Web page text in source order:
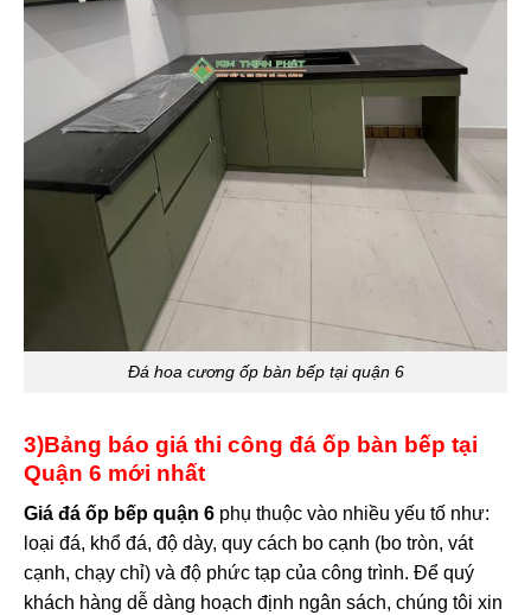
Đá hoa cương ốp bàn bếp tại quận 6
3)Bảng báo giá thi công đá ốp bàn bếp tại
Quận 6 mới nhất
Giá đá ốp bếp quận 6 phụ thuộc vào nhiều yếu tố như:
loại đá, khổ đá, độ dày, quy cách bo cạnh (bo tròn, vát
cạnh, chạy chỉ) và độ phức tạp của công trình. Để quý
khách hàng dễ dàng hoạch định ngân sách, chúng tôi xin